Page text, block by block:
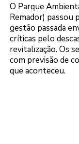
O Parque
Remador) passou
gestão passada
críticas pelo
revitalização. Os
com previsão de
que aconteceu.